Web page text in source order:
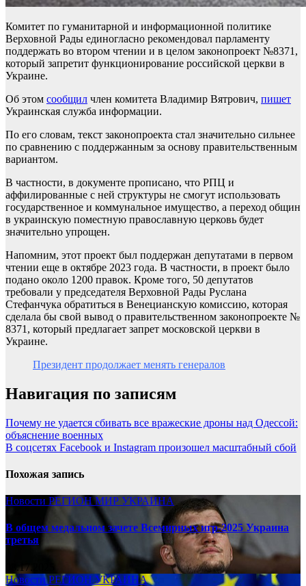
Комитет по гуманитарной и информационной политике
Верховной Рады единогласно рекомендовал парламенту
поддержать во втором чтении и в целом законопроект №8371,
который запретит функционирование российской церкви в
Украине.
Об этом сообщил член комитета Владимир Вятрович, пишет
Украинская служба информации.
По его словам, текст законопроекта стал значительно сильнее
по сравнению с поддержанным за основу правительственным
вариантом.
В частности, в документе прописано, что РПЦ и
аффилированные с ней структуры не смогут использовать
государственное и коммунальное имущество, а переход общин
в украинскую поместную православную церковь будет
значительно упрощен.
Напомним, этот проект был поддержан депутатами в первом
чтении еще в октябре 2023 года. В частности, в проект было
подано около 1200 правок. Кроме того, 50 депутатов
требовали у председателя Верховной Рады Руслана
Стефанчука обратиться в Венецианскую комиссию, которая
сделала бы свой вывод о правительственном законопроекте №
8371, который предлагает запрет московской церкви в
Украине.
Президент продолжает менять генералов
Навигация по записям
Почему не удается сбивать все вражеские дроны над Одессой:
объяснение военных
В соцсетях Facebook и Instagram произошел масштабный сбой
Похожая запись
Новости РЕГИОНМИР УКРАИНА
В общем медальном зачете Всемирных игр-2025 Украина
третья
08.17.2025
НовостиРЕГИОНУКРАИНА